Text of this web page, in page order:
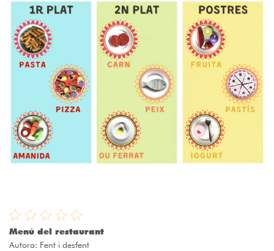
Menú del restaurant
Autora: Fent i desfent